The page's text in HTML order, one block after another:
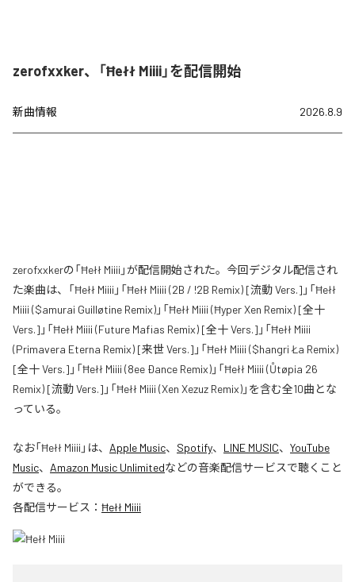
zerofxxker、「Ħełł Miiii」を配信開始
新曲情報 2026.8.9
zerofxxkerの「Ħełł Miiii」が配信開始された。今回デジタル配信され
た楽曲は、「Ħełł Miiii」「Ħełł Miiii (2B / !2B Remix) [流動 Vers.]」「Ħełł
Miiii ($amurai Guilløtine Remix)」「Ħełł Miiii (Ħyper Xen Remix) [全十
Vers.]」「Ħełł Miiii (Future Mafias Remix) [全十 Vers.]」「Ħełł Miiii
(Primavera Eterna Remix) [来世 Vers.]」「Ħełł Miiii ($hangri Ła Remix)
[全十 Vers.]」「Ħełł Miiii (8ee Ðance Remix)」「Ħełł Miiii (Ůtøpia 26
Remix) [流動 Vers.]」「Ħełł Miiii (Xen Xezuz Remix)」を含む全10曲とな
っている。
なお「Ħełł Miiii 」は、 Apple Music、 Spotify、 LINE MUSIC、 YouTube
Music、 Amazon Music Unlimitedなどの音楽配信サービスで聴くこと
ができる。
各配信サービス： Ħełł Miiii